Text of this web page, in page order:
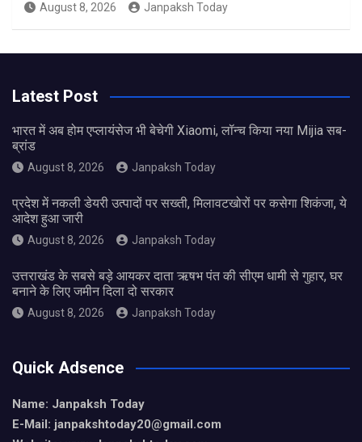
August 8, 2026 Janpaksh Today
Latest Post
भारत में अब होम एप्लायंसेज भी बेचेगी Xiaomi, लॉन्च किया नया Mijia सब-
ब्रांड
August 8, 2026 Janpaksh Today
प्रदेश में नकली डेयरी उत्पादों पर सख्ती, मिलावटखोरों पर कसेगा शिकंजा, ये
आदेश हुआ जारी
August 8, 2026 Janpaksh Today
उत्तराखंड के सबसे बड़े आयकर दाता ऋषभ पंत की सीएम धामी से गुहार, घर
बनाने के लिए जमीन दिला दो सरकार
August 8, 2026 Janpaksh Today
Quick Adsence
Name: Janpaksh Today
E-Mail: janpakshtoday20@gmail.com